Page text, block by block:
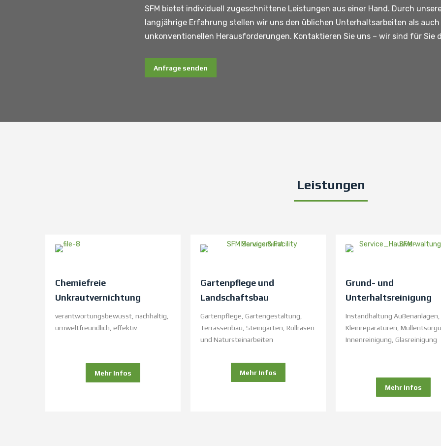
SFM bietet individuell zugeschnittene Leistungen aus einer Hand. Durch
langjährige Erfahrung stellen wir uns den üblichen Unterhaltsarbeiten als auch
unkonventionellen Herausforderungen. Kontaktieren Sie uns – wir sind für Sie
Anfrage senden
Leistungen
Chemiefreie
Unkrautvernichtung
verantwortungsbewusst, nachhaltig,
umweltfreundlich, effektiv
Mehr Infos
Gartenpflege und
Landschaftsbau
Gartenpflege, Gartengestaltung,
Terrassenbau, Steingarten, Rollrasen
und Natursteinarbeiten
Mehr Infos
Grund- und
Unterhaltsreinigung
Instandhaltung Außenanlagen,
Kleinreparaturen ,
Innenreinigung, Glasreinigung
Mehr Infos